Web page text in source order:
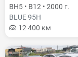
BH5 • B12 • 2000 г.
BLUE 95H
12 400 км